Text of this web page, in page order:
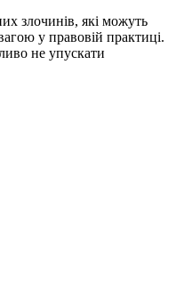
злочинів, які можуть
у правовій практиці.
не упускати